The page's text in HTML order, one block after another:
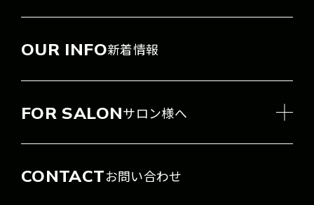
OUR INFO新着情報
FOR SALONサロン様へ
CONTACTお問い合わせ